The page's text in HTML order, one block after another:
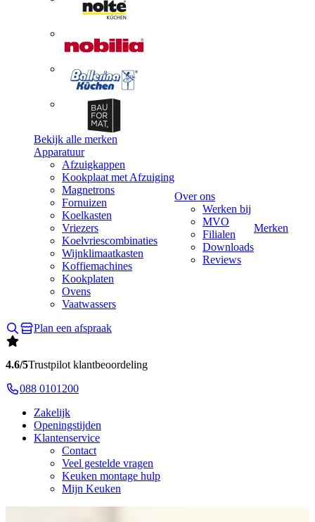
Bekijk alle merken
Apparatuur
Afzuigkappen
Kookplaat met Afzuiging
Magnetrons
Fornuizen
Koelkasten
Vriezers
Koelvriescombinaties
Wijnklimaatkasten
Koffiemachines
Kookplaten
Ovens
Vaatwassers
Over ons
Werken bij
MVO
Filialen
Downloads
Reviews
Merken
Plan een afspraak
4.6/5Trustpilot klantbeoordeling
088 0101200
Zakelijk
Openingstijden
Klantenservice
Contact
Veel gestelde vragen
Keuken montage hulp
Mijn Keuken